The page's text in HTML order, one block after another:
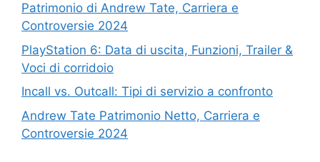
Patrimonio di Andrew Tate, Carriera e
Controversie 2024
PlayStation 6: Data di uscita, Funzioni, Trailer &
Voci di corridoio
Incall vs. Outcall: Tipi di servizio a confronto
Andrew Tate Patrimonio Netto, Carriera e
Controversie 2024